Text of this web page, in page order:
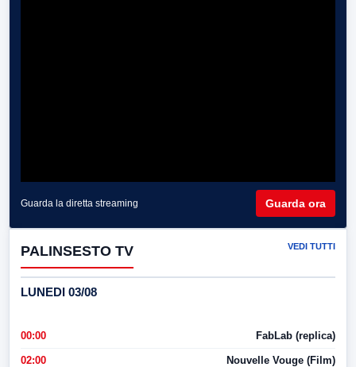
Guarda la diretta streaming Guarda ora
PALINSESTO TV VEDI TUTTI
LUNEDI 03/08
00:00 FabLab (replica)
02:00 Nouvelle Vouge (Film)